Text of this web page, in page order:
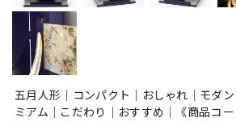
五月人形｜コンパクト｜おしゃれ｜モダ
ミアム｜こだわり｜おすすめ｜《商品コ